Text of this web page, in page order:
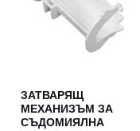
ЗАТВАРЯЩ
МЕХАНИЗЪМ ЗА
СЪДОМИЯЛНА